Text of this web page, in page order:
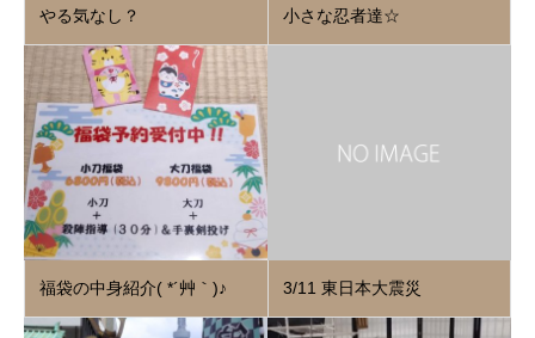
やる気なし？ 小さな忍者達☆
福袋の中身紹介( *´艸｀)♪ 3/11 東日本大震災